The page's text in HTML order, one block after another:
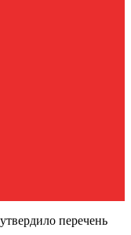
перечень